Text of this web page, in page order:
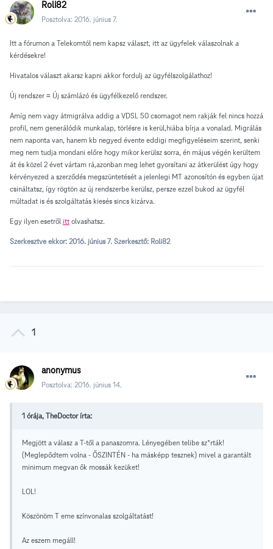
Roli82
Posztolva: 2016. június 7.
Itt a fórumon a Telekomtól nem kapsz választ, itt az ügyfelek válaszolnak a
kérdésekre!
Hivatalos választ akarsz kapni akkor fordulj az ügyfélszolgálathoz!
Új rendszer = Új számlázó és ügyfélkezelő rendszer.
Amíg nem vagy átmigrálva addig a VDSL 50 csomagot nem rakják fel nincs hozzá
profil, nem generálódik munkalap, törlésre is kerül,hiába bírja a vonalad. Migrálás
nem naponta van, hanem kb negyed évente eddigi megfigyeléseim szerint, senki
meg nem tudja mondani előre hogy mikor kerülsz sorra, én május végén kerültem
át és közel 2 évet vártam rá,azonban meg lehet gyorsítani az átkerülést úgy hogy
kérvényezed a szerződés megszüntetését a jelenlegi MT azonosítón és egyben újat
csináltatsz, így rögtön az új rendszerbe kerülsz, persze ezzel bukod az ügyfél
múltadat is és szolgáltatás kiesés sincs kizárva.
Egy ilyen esetről itt olvashatsz.
Szerkesztve ekkor: 2016. június 7. Szerkesztő: Roli82
1
anonymus
Posztolva: 2016. június 14.
1 órája, TheDoctor írta:
Megjött a válasz a T-től a panaszomra. Lényegében telibe sz*rták!
(Meglepődtem volna - ŐSZINTÉN - ha másképp tesznek) mivel a garantált
minimum megvan ők mossák kezüket!
LOL!
Köszönöm T eme színvonalas szolgáltatást!
Az eszem megáll!